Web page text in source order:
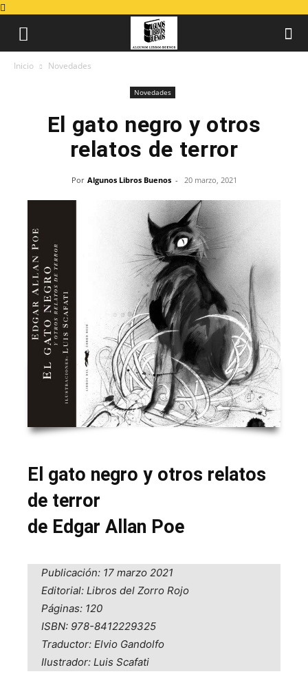
Inicio Novedades
Novedades
El gato negro y otros
relatos de terror
Por Algunos Libros Buenos - 20 marzo, 2021
El gato negro y otros relatos
de terror
de Edgar Allan Poe
Publicación: 17 marzo 2021
Editorial: Libros del Zorro Rojo
Páginas: 120
ISBN: 978-8412229325
Traductor: Elvio Gandolfo
Ilustrador: Luis Scafati